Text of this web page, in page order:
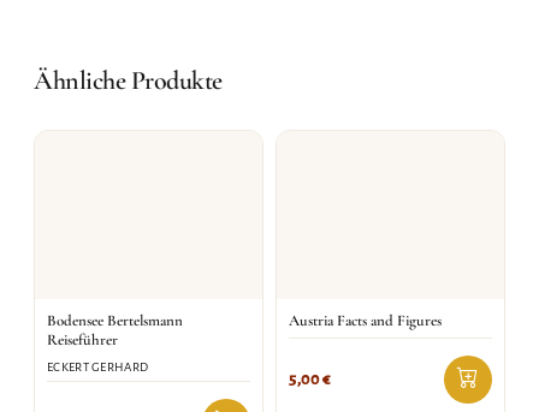
Ähnliche Produkte
Bodensee Bertelsmann
Reiseführer
ECKERT GERHARD
Austria Facts and Figures
5,00€